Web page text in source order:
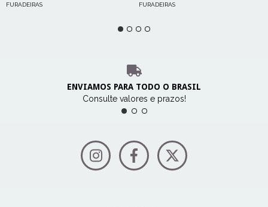
FURADEIRAS FURADEIRAS
ENVIAMOS PARA TODO O BRASIL
Consulte valores e prazos!